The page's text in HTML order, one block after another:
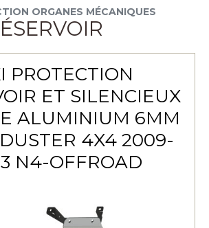
ORGANES MÉCANIQUES
PROTECTION
ET SILENCIEUX
ALUMINIUM 6MM
4X4 2009-
N4-OFFROAD